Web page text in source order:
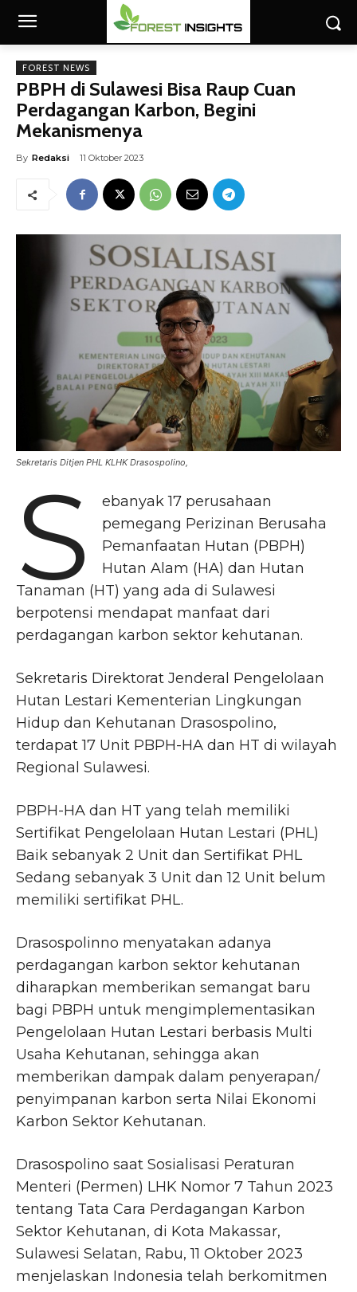
FOREST NEWS
PBPH di Sulawesi Bisa Raup Cuan
Perdagangan Karbon, Begini
Mekanismenya
By Redaksi 11 Oktober 2023
Sekretaris Ditjen PHL KLHK Drasospolino,
S
ebanyak 17 perusahaan
pemegang Perizinan Berusaha
Pemanfaatan Hutan (PBPH)
Hutan Alam (HA) dan Hutan
Tanaman (HT) yang ada di Sulawesi
berpotensi mendapat manfaat dari
perdagangan karbon sektor kehutanan.
Sekretaris Direktorat Jenderal Pengelolaan
Hutan Lestari Kementerian Lingkungan
Hidup dan Kehutanan Drasospolino,
terdapat 17 Unit PBPH-HA dan HT di wilayah
Regional Sulawesi.
PBPH-HA dan HT yang telah memiliki
Sertifikat Pengelolaan Hutan Lestari (PHL)
Baik sebanyak 2 Unit dan Sertifikat PHL
Sedang sebanyak 3 Unit dan 12 Unit belum
memiliki sertifikat PHL.
Drasospolinno menyatakan adanya
perdagangan karbon sektor kehutanan
diharapkan memberikan semangat baru
bagi PBPH untuk mengimplementasikan
Pengelolaan Hutan Lestari berbasis Multi
Usaha Kehutanan, sehingga akan
memberikan dampak dalam penyerapan/
penyimpanan karbon serta Nilai Ekonomi
Karbon Sektor Kehutanan.
Drasospolino saat Sosialisasi Peraturan
Menteri (Permen) LHK Nomor 7 Tahun 2023
tentang Tata Cara Perdagangan Karbon
Sektor Kehutanan, di Kota Makassar,
Sulawesi Selatan, Rabu, 11 Oktober 2023
menjelaskan Indonesia telah berkomitmen